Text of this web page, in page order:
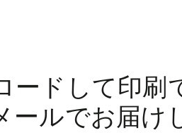
ードして印刷
ールでお届け